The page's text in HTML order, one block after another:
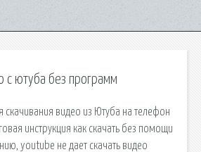
с ютуба без программ
видео из Ютуба на телефон
инструкция как скачать без помощи
youtube не дает скачать видео